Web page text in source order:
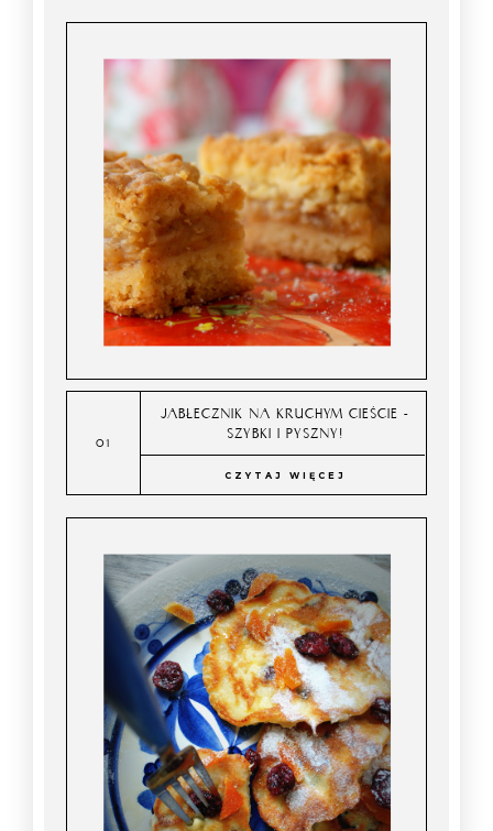
JABŁECZNIK NA KRUCHYM CIEŚCIE -
SZYBKI I PYSZNY!
CZYTAJ WIĘCEJ